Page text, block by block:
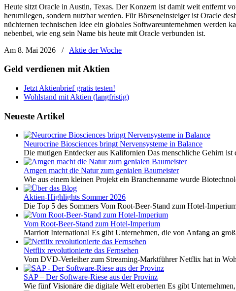
Heute sitzt Oracle in Austin, Texas. Der Konzern ist damit weit entfernt
herumliegen, sondern nutzbar werden. Für Börseneinsteiger ist Oracle
nüchternen technischen Idee ein globales Softwareunternehmen werden
nebenbei, wie eng sein Name bis heute mit Oracle verbunden ist.
Am 8. Mai 2026
/ Aktie der Woche
Geld verdienen mit Aktien
Jetzt Aktienbrief gratis testen!
Wohlstand mit Aktien (langfristig)
Neueste Artikel
Neurocrine Biosciences bringt Nervensysteme in Balance
Die mutigen Entdecker aus Kalifornien Das menschliche Gehirn ist
Amgen macht die Natur zum genialen Baumeister
Wie aus einem kleinen Projekt ein Branchenname wurde
Aktien-Highlights Sommer 2026
Die Top 5 des Sommers Vom Root-Beer-Stand zum Hotel-
Vom Root-Beer-Stand zum Hotel-Imperium
Marriott International Es gibt Unternehmen, die von Anfang an
Netflix revolutionierte das Fernsehen
Vom DVD-Verleiher zum Streaming-Marktführer Netflix hat in
SAP – Der Software-Riese aus der Provinz
Wie fünf Visionäre die digitale Welt eroberten Es gibt